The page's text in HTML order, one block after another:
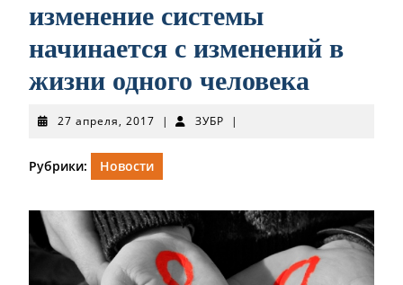
изменение системы
начинается с изменений в
жизни одного человека
27 апреля, 2017 27
2017
| ЗУБР ЗУБР
|
Рубрики: Новости